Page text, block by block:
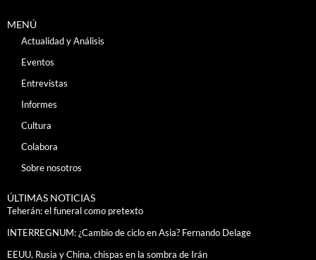
MENÚ
Actualidad y Análisis
Eventos
Entrevistas
Informes
Cultura
Colabora
Sobre nosotros
ÚLTIMAS NOTICIAS
Teherán: el funeral como pretexto
INTERREGNUM: ¿Cambio de ciclo en Asia? Fernando Delage
EEUU, Rusia y China, chispas en la sombra de Irán